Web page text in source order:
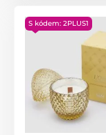
S kódem: 2PLUS1